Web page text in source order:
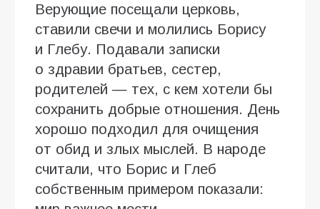
Верующие посещали церковь,
ставили свечи и молились Борису
и Глебу. Подавали записки
о здравии братьев, сестер,
родителей — тех, с кем хотели бы
сохранить добрые отношения. День
хорошо подходил для очищения
от обид и злых мыслей. В народе
считали, что Борис и Глеб
собственным примером показали: